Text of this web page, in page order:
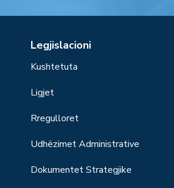
Legjislacioni
Kushtetuta
Ligjet
Rregulloret
Udhëzimet Administrative
Dokumentet Strategjike